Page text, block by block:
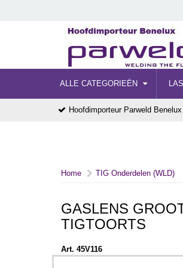
ALLE CATEGORIEËN
Hoofdimporteur Parweld Benelux
Home TIG Onderdelen (WLD)
GASLENS
TIGTOORTS
Art. 45V116